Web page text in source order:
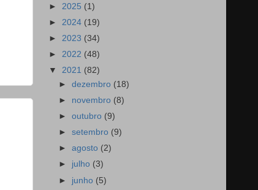
► 2025 (1)
► 2024 (19)
► 2023 (34)
► 2022 (48)
▼ 2021 (82)
►dezembro (18)
► novembro (8)
►outubro (9)
►setembro (9)
►agosto (2)
► julho (3)
► junho (5)